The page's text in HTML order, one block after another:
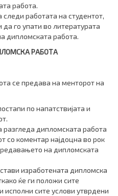
работа.
работата на студентот,
го упати во литературата
дипломската работа.
РАБОТА
се предава на менторот на
по напатствијата и
дипломската работа
со коментар најдоцна во рок
на дипломската
изработената дипломска
ќе ги положи сите
исполни сите услови утврдени